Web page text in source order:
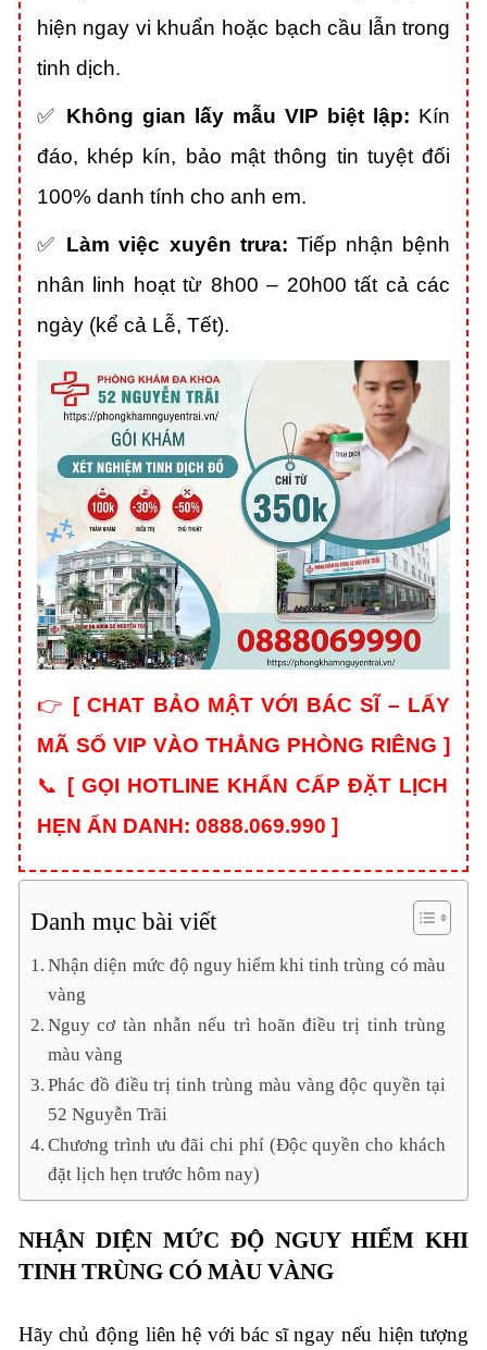
hiện ngay vi khuẩn hoặc bạch cầu lẫn trong
tinh dịch.
✅ Không gian lấy mẫu VIP biệt lập: Kín
đáo, khép kín, bảo mật thông tin tuyệt đối
100% danh tính cho anh em.
✅ Làm việc xuyên trưa: Tiếp nhận bệnh
nhân linh hoạt từ 8h00 – 20h00 tất cả các
ngày (kể cả Lễ, Tết).
👉 [CHAT BẢO MẬT VỚI BÁC SĨ – LẤY
MÃ SỐ VIP VÀO THẲNG PHÒNG RIÊNG ]
📞
[ GỌI HOTLINE KHẨN CẤP ĐẶT LỊCH
HẸN ẨN DANH: 0888.069.990 ]
Danh mục bài viết
Nhận diện mức độ nguy hiểm khi tinh trùng có màu
vàng
Nguy cơ tàn nhẫn nếu trì hoãn điều trị tinh trùng
màu vàng
Phác đồ điều trị tinh trùng màu vàng độc quyền tại
52 Nguyễn Trãi
Chương trình ưu đãi chi phí (Độc quyền cho khách
đặt lịch hẹn trước hôm nay)
NHẬN DIỆN MỨC ĐỘ NGUY HIỂM KHI
TINH TRÙNG CÓ MÀU VÀNG
Hãy chủ động liên hệ với bác sĩ ngay nếu hiện tượng